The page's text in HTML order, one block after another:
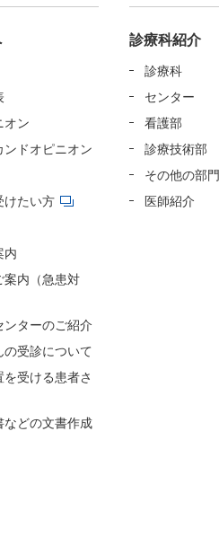
オン
ンドオピニオン
けたい方
内
案内（急患対
ンターのご紹介
受診について
受ける患者さ
などの文書作成
診療科紹介
診療科
センター
看護部
診療技術部
その他の部門
医師紹介